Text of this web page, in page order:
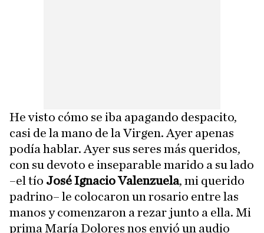
He visto cómo se iba apagando despacito,
casi de la mano de la Virgen. Ayer apenas
podía hablar. Ayer sus seres más queridos,
con su devoto e inseparable marido a su lado
–el tío José Ignacio Valenzuela, mi querido
padrino– le colocaron un rosario entre las
manos y comenzaron a rezar junto a ella. Mi
prima María Dolores nos envió un audio